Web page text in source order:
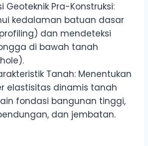
Geoteknik Pra-Konstruksi:
kedalaman batuan dasar
dan mendeteksi
di bawah tanah
Tanah: Menentukan
elastisitas dinamis tanah
fondasi bangunan tinggi,
dan jembatan.